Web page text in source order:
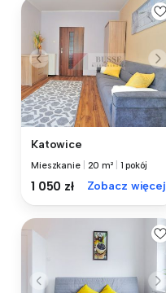
Katowice
Mieszkanie 20 m² 1 pokój
1 050 zł Zobacz więcej